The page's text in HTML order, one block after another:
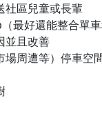
社區兒童或長輩
最好還能整合單
並且改善
場周遭等）停車空